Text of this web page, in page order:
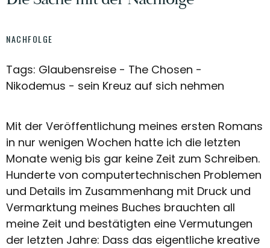
NACHFOLGE
Tags: Glaubensreise - The Chosen -
Nikodemus - sein Kreuz auf sich nehmen
Mit der Veröffentlichung meines ersten Romans
in nur wenigen Wochen hatte ich die letzten
Monate wenig bis gar keine Zeit zum Schreiben.
Hunderte von computertechnischen Problemen
und Details im Zusammenhang mit Druck und
Vermarktung meines Buches brauchten all
meine Zeit und bestätigten eine Vermutungen
der letzten Jahre: Dass das eigentliche kreative